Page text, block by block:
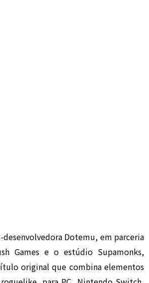
Dotemu, em parceria
Games e o estúdio Supamonks,
original que combina elementos